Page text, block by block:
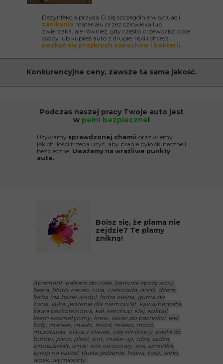
Dezynfekcja przyda Ci się szczególnie w sytuacji
zasikania materiału przez człowieka lub
zwierzaka, ale również, gdy często przewozisz obce
osoby lub kupiłeś auto z drugiej ręki i chcesz
pozbyć się przykrych zapachów i bakterii.
Boisz się, że plama nie
zejdzie? Te plamy
znikną!
Atrament, balsam do ciała, barwnik spożywczy,
bejca, błoto, cacao, cola, czekolada, drink, dżem,
farba (na bazie wody), farba olejna, guma do
żucia, jajka, jedzenie dla niemowląt, kawa/herbata,
kawa bezkofeinowa, kał, ketchup, klej, koktail,
krem kosmetyczny, krew, lakier do paznokci, leki,
lody, marker, masło, miód, mleko, mocz,
musztarda, oliwa z oliwek, olej silnikowy, pasta do
butów, piwo, pleść, pot, make-up, rdza, sadza,
smoła/asfalt. smar, sok owocowy, sos, szminka,
syrop na kaszel, tłuste jedzenie, trawa, tusz, wino,
wosk, wymiociny.
Konkurencyjne ceny, zawsze ta sama jakość.
Podczas naszej pracy Twoje auto jest
w pełni bezpieczne!
Używamy sprawdzonej chemii oraz wiemy
jakich ilości trzeba użyć, aby pranie było skuteczne i
bezpieczne. Uważamy na wrażliwe punkty
auta.